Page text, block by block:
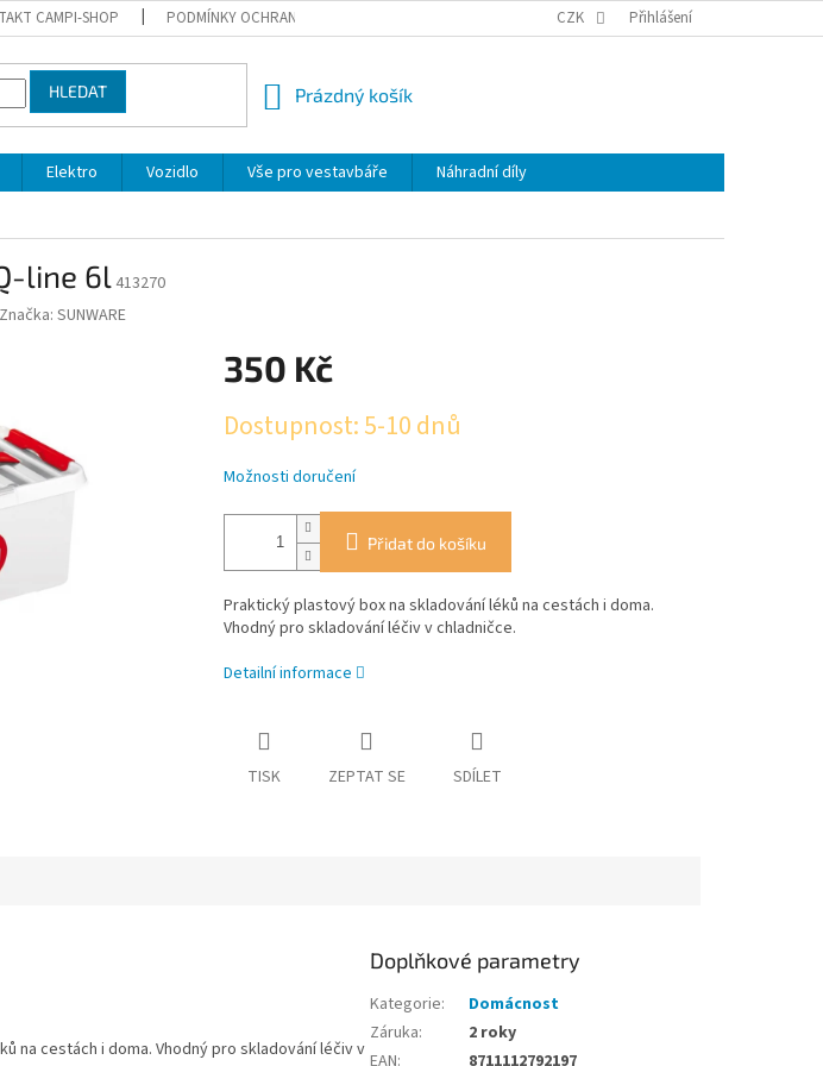
CAMPI-SHOP PODMÍNKY OCHRANY OSOBNÍCH ÚDAJŮ REKLAMACE
CZK Přihlášení
HLEDAT
NÁKUPNÍ
Prázdný košík
Elektro Vozidlo Vše pro vestavbáře
Náhradní díly
line 6l 413270
Značka: SUNWARE
350 Kč
cena:
Dostupnost: 5-10 dnů
Možnosti doručení
Přidat do košíku
Praktický plastový box na skladování léků na cestách i doma.
Vhodný pro skladování léčiv v chladničce.
Detailní informace
TISK ZEPTAT SE SDÍLET
na cestách i doma. Vhodný pro skladování léčiv v
Doplňkové parametry
Kategorie:
Domácnost
Záruka:
2 roky